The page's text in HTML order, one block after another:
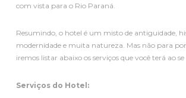
com vista para o Rio Paraná.
Resumindo, o hotel é um misto de antiguidade,
modernidade e muita natureza. Mas não para por
iremos listar abaixo os serviços que você terá ao
Serviços do Hotel: